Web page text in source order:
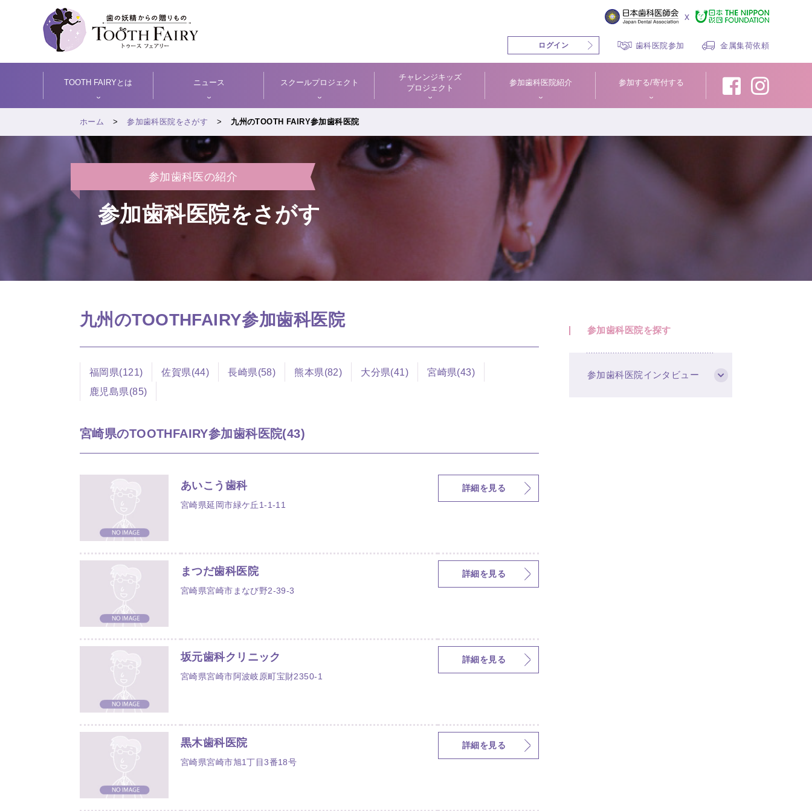
x
ログイン 歯科医院参加 金属集荷依頼
TOOTH FAIRYとは ニュース スクールプロジェクト
チャレンジキッズ
プロジェクト
参加歯科医院紹介 参加する/寄付する
ホーム 参加歯科医院をさがす 九州のTOOTH FAIRY参加歯科医院
参加歯科医の紹介
参加歯科医院をさがす
九州のTOOTHFAIRY参加歯科医院
福岡県(121) 佐賀県(44) 長崎県(58) 熊本県(82) 大分県(41)
宮崎県(43)
鹿児島県(85)
宮崎県のTOOTHFAIRY参加歯科医院(43)
あいこう歯科
宮崎県延岡市緑ケ丘1-1-11
詳細を見る
まつだ歯科医院
宮崎県宮崎市まなび野2-39-3
詳細を見る
坂元歯科クリニック
宮崎県宮崎市阿波岐原町宝財2350-1
詳細を見る
黒木歯科医院
宮崎県宮崎市旭1丁目3番18号
詳細を見る
参加歯科医院を探す
参加歯科医院インタビュー